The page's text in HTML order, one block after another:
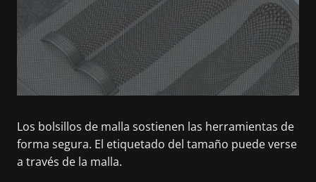
Los bolsillos de malla sostienen las herramientas de
forma segura. El etiquetado del tamaño puede verse
a través de la malla.